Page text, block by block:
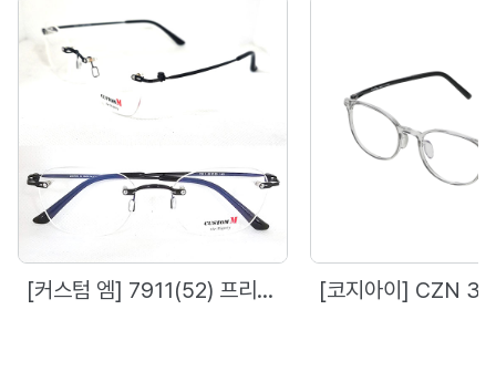
[커스텀 엠] 7911(52) 프리미엄 사각 무테 [코지아이] CZN